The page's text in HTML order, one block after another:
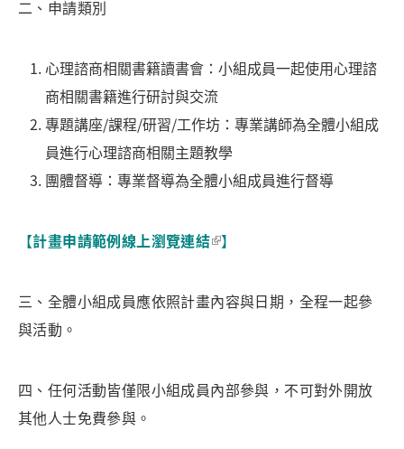
二、申請類別
心理諮商相關書籍讀書會：小組成員一起使用心理諮
商相關書籍進行研討與交流
專題講座/課程/研習/工作坊：專業講師為全體小組成
員進行心理諮商相關主題教學
團體督導：專業督導為全體小組成員進行督導
【計畫申請範例線上瀏覽連結 】
三、全體小組成員應依照計畫內容與日期，全程一起參
與活動。
四、任何活動皆僅限小組成員內部參與，不可對外開放
其他人士免費參與。